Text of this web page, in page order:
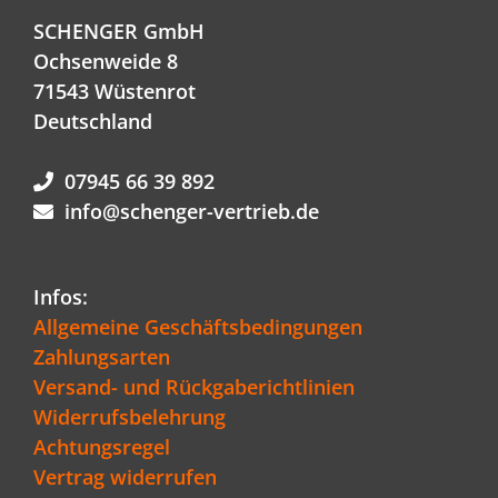
SCHENGER GmbH
Ochsenweide 8
71543 Wüstenrot
Deutschland
07945 66 39 892
info@schenger-vertrieb.de
Infos:
Allgemeine Geschäftsbedingungen
Zahlungsarten
Versand- und Rückgaberichtlinien
Widerrufsbelehrung
Achtungsregel
Vertrag widerrufen